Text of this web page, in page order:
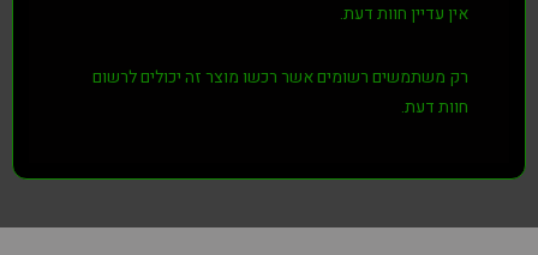
אין עדיין חוות דעת.
רק משתמשים רשומים אשר רכשו מוצר זה יכולים לרשום
חוות דעת.